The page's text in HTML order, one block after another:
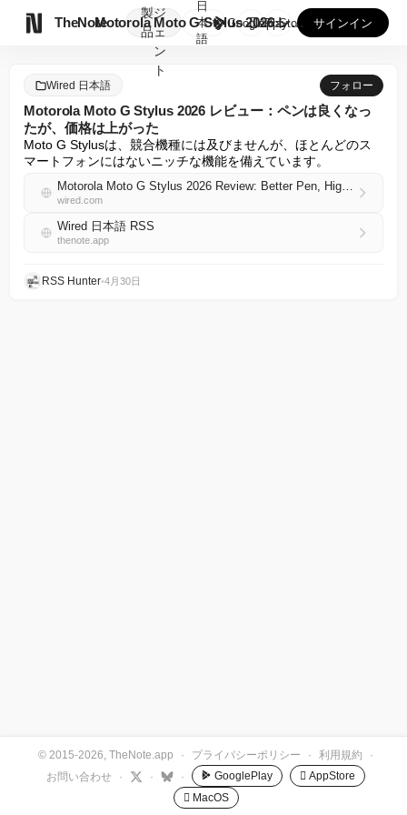
TheNote
製
品
ジ
ェ
ン
ト
Motorola Moto G Stylus 2026 レビ...
日
本
語
GooglePlay
AppStore サインイン
Wired 日本語 フォロー
Motorola Moto G Stylus 2026 レビュー：ペンは良くなっ
たが、価格は上がった
Moto G Stylusは、競合機種には及びませんが、ほとんどのス
マートフォンにはないニッチな機能を備えています。
Motorola Moto G Stylus 2026 Review: Better Pen, Higher Price
wired.com
Wired 日本語 RSS
thenote.app
RSS Hunter•4月30日
© 2015-2026, TheNote.app · プライバシーポリシー · 利用規約
·
お問い合わせ
· · · GooglePlay
 AppStore
 MacOS